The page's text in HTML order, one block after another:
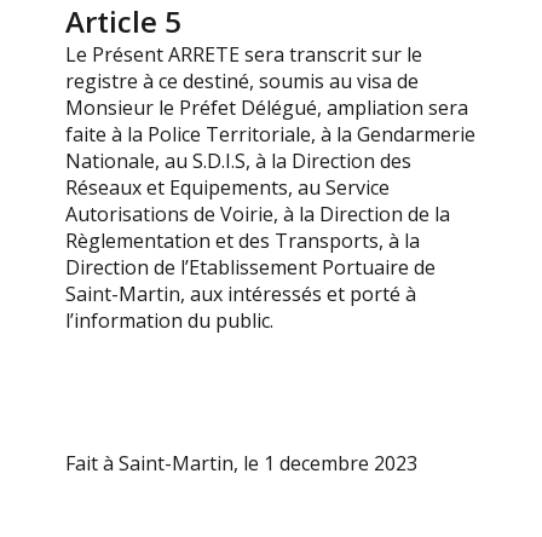
Article 5
Le Présent ARRETE sera transcrit sur le
registre à ce destiné, soumis au visa de
Monsieur le Préfet Délégué, ampliation sera
faite à la Police Territoriale, à la Gendarmerie
Nationale, au S.D.I.S, à la Direction des
Réseaux et Equipements, au Service
Autorisations de Voirie, à la Direction de la
Règlementation et des Transports, à la
Direction de l’Etablissement Portuaire de
Saint-Martin, aux intéressés et porté à
l’information du public.
Fait à Saint-Martin, le 1 decembre 2023